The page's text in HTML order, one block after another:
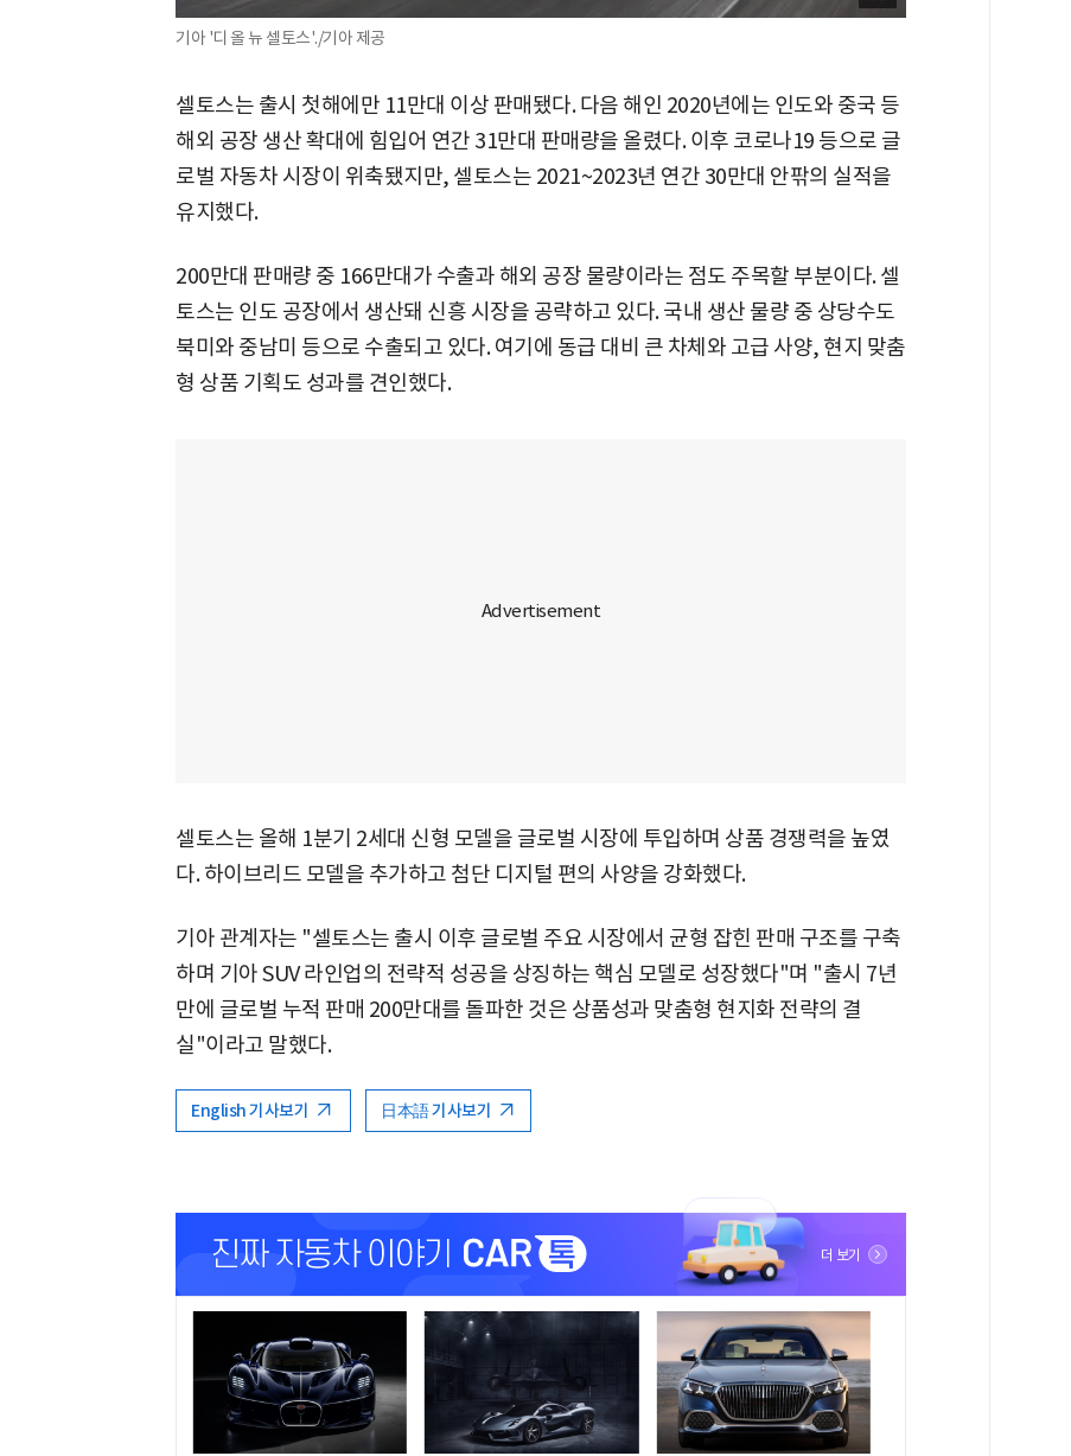
기아 '디 올 뉴 셀토스'./기아 제공
셀토스는 출시 첫해에만 11만대 이상 판매됐다. 다음 해인 2020년에는 인도와 중국 등
해외 공장 생산 확대에 힘입어 연간 31만대 판매량을 올렸다. 이후 코로나19 등으로 글
로벌 자동차 시장이 위축됐지만, 셀토스는 2021~2023년 연간 30만대 안팎의 실적을
유지했다.
200만대 판매량 중 166만대가 수출과 해외 공장 물량이라는 점도 주목할 부분이다. 셀
토스는 인도 공장에서 생산돼 신흥 시장을 공략하고 있다. 국내 생산 물량 중 상당수도
북미와 중남미 등으로 수출되고 있다. 여기에 동급 대비 큰 차체와 고급 사양, 현지 맞춤
형 상품 기획도 성과를 견인했다.
셀토스는 올해 1분기 2세대 신형 모델을 글로벌 시장에 투입하며 상품 경쟁력을 높였
다. 하이브리드 모델을 추가하고 첨단 디지털 편의 사양을 강화했다.
기아 관계자는 "셀토스는 출시 이후 글로벌 주요 시장에서 균형 잡힌 판매 구조를 구축
하며 기아 SUV 라인업의 전략적 성공을 상징하는 핵심 모델로 성장했다"며 "출시 7년
만에 글로벌 누적 판매 200만대를 돌파한 것은 상품성과 맞춤형 현지화 전략의 결
실"이라고 말했다.
English 기사보기 日本語 기사보기
더 보기